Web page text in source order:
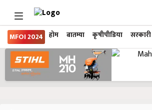
MFOI 2024 होम बातम्या कृषीपीडिया